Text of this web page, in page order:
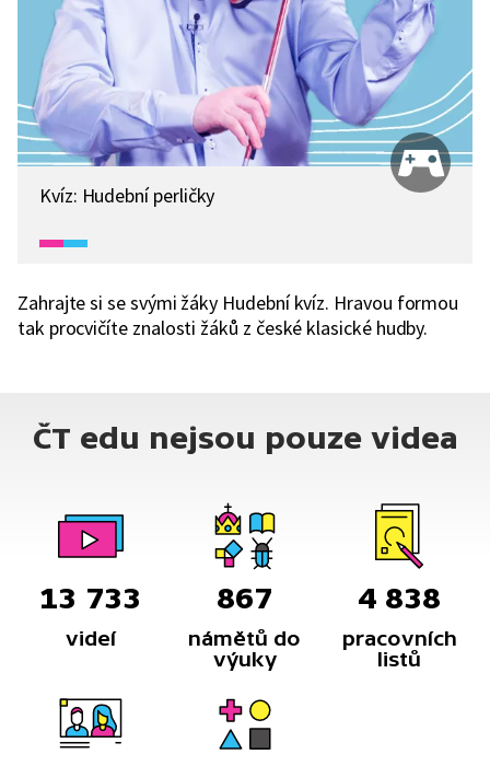
Kvíz: Hudební perličky
Zahrajte si se svými žáky Hudební kvíz. Hravou formou
tak procvičíte znalosti žáků z české klasické hudby.
ČT edu nejsou pouze videa
13 733
videí
867
námětů do
výuky
4 838
pracovních
listů